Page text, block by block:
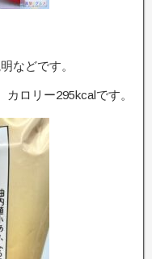
などです。
ロリー295kcalです。